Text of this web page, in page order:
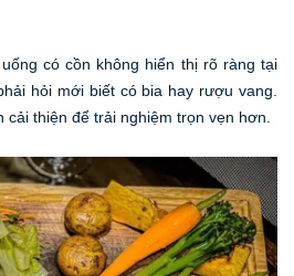
có cồn không hiển thị rõ ràng tại
hỏi mới biết có bia hay rượu vang.
thiện để trải nghiệm trọn vẹn hơn.